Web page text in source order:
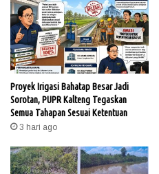
Proyek Irigasi Bahatap Besar Jadi
Sorotan, PUPR Kalteng Tegaskan
Semua Tahapan Sesuai Ketentuan
3 hari ago